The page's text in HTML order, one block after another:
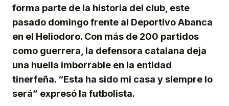
forma parte de la historia del club, este
pasado domingo frente al Deportivo Abanca
en el Heliodoro. Con más de 200 partidos
como guerrera, la defensora catalana deja
una huella imborrable en la entidad
tinerfeña. “Esta ha sido mi casa y siempre lo
será” expresó la futbolista.